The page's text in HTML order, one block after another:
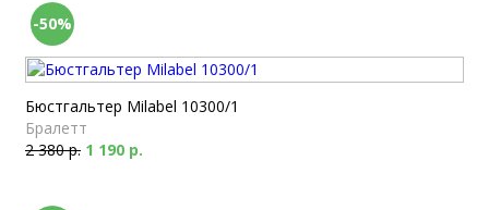
-50%
Бюстгальтер Milabel 10300/1
Бралетт
2 380 р. 1 190 р.